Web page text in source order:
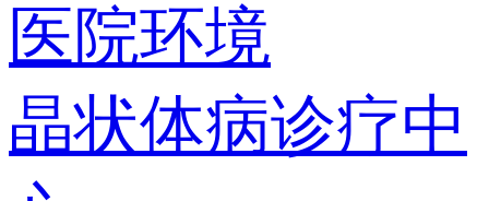
医院环境
晶状体病诊疗中